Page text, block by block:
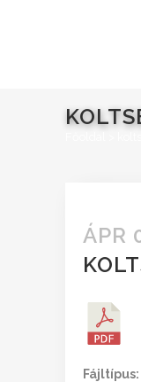
ÁPR
Fájltípus: